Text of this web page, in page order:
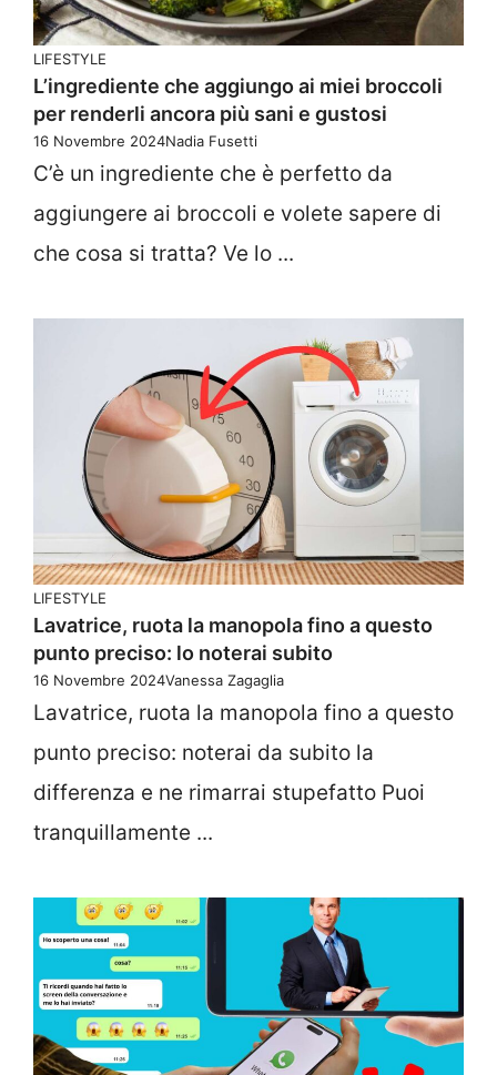
LIFESTYLE
L’ingrediente che aggiungo ai miei broccoli
per renderli ancora più sani e gustosi
16 Novembre 2024Nadia Fusetti
C’è un ingrediente che è perfetto da
aggiungere ai broccoli e volete sapere di
che cosa si tratta? Ve lo ...
LIFESTYLE
Lavatrice, ruota la manopola fino a questo
punto preciso: lo noterai subito
16 Novembre 2024Vanessa Zagaglia
Lavatrice, ruota la manopola fino a questo
punto preciso: noterai da subito la
differenza e ne rimarrai stupefatto Puoi
tranquillamente ...